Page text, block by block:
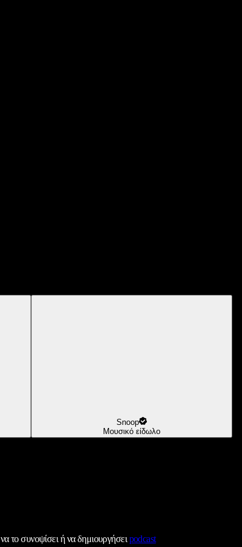
Snoop
Μουσικό είδωλο
να το συνοψίσει ή να δημιουργήσειpodcast